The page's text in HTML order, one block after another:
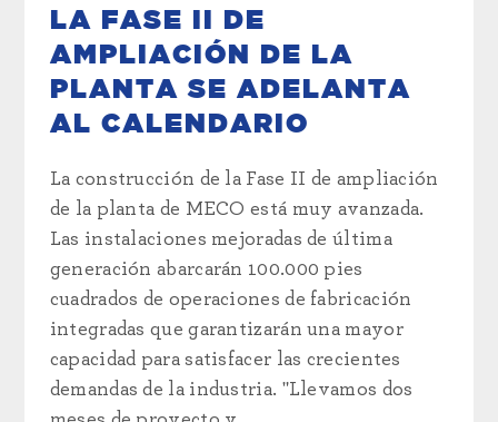
LA FASE II DE
AMPLIACIÓN DE LA
PLANTA SE ADELANTA
AL CALENDARIO
La construcción de la Fase II de ampliación
de la planta de MECO está muy avanzada.
Las instalaciones mejoradas de última
generación abarcarán 100.000 pies
cuadrados de operaciones de fabricación
integradas que garantizarán una mayor
capacidad para satisfacer las crecientes
demandas de la industria. "Llevamos dos